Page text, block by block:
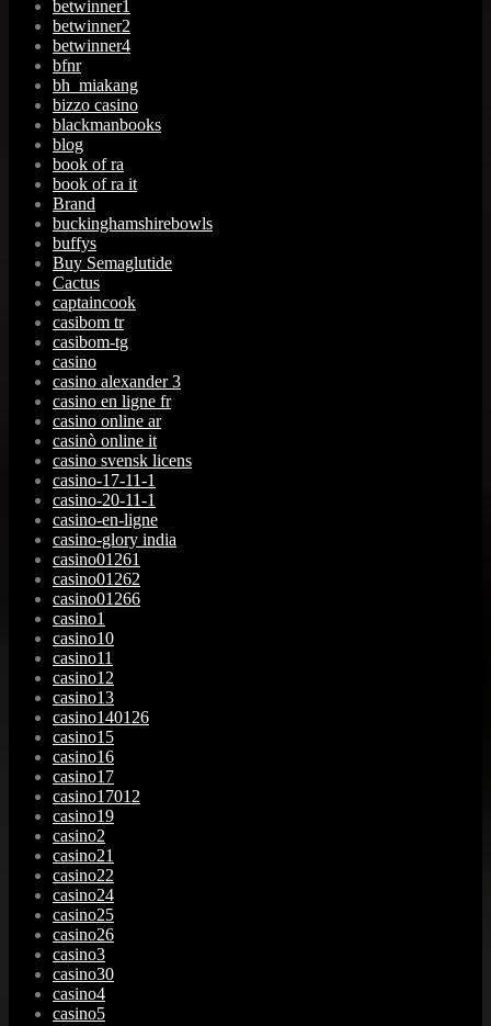
betwinner1
betwinner2
betwinner4
bfnr
bh_miakang
bizzo casino
blackmanbooks
blog
book of ra
book of ra it
Brand
buckinghamshirebowls
buffys
Buy Semaglutide
Cactus
captaincook
casibom tr
casibom-tg
casino
casino alexander 3
casino en ligne fr
casino online ar
casinò online it
casino svensk licens
casino-17-11-1
casino-20-11-1
casino-en-ligne
casino-glory india
casino01261
casino01262
casino01266
casino1
casino10
casino11
casino12
casino13
casino140126
casino15
casino16
casino17
casino17012
casino19
casino2
casino21
casino22
casino24
casino25
casino26
casino3
casino30
casino4
casino5